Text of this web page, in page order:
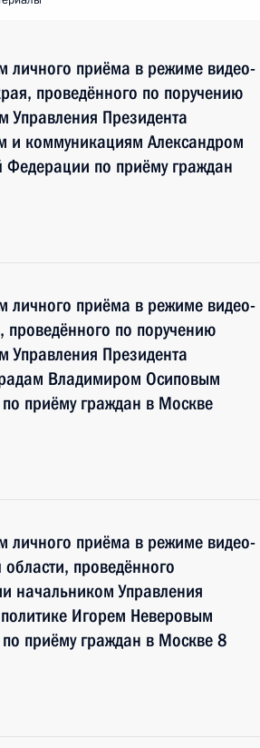
личного приёма в режиме видео-
проведённого по поручению
Управления Президента
и коммуникациям Александром
по приёму граждан
личного приёма в режиме видео-
проведённого по поручению
Управления Президента
Владимиром Осиповым
приёму граждан в Москве
личного приёма в режиме видео-
проведённого
начальником Управления
Игорем Неверовым
приёму граждан в Москве 8